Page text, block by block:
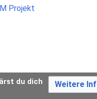
du dich
Weitere